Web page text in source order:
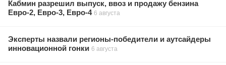
Кабмин разрешил выпуск, ввоз и продажу бензина
Евро-2, Евро-3, Евро-4 6 августа
Эксперты назвали регионы-победители и аутсайдеры
инновационной гонки 6 августа